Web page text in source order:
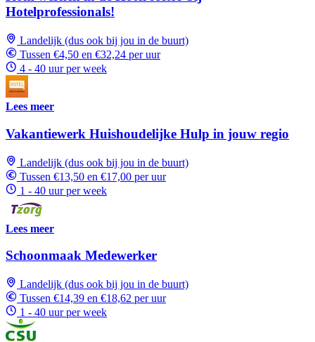
Hotelprofessionals!
Landelijk (dus ook bij jou in de buurt)
Tussen €4,50 en €32,24 per uur
4 - 40 uur per week
Lees meer
Vakantiewerk Huishoudelijke Hulp in jouw regio
Landelijk (dus ook bij jou in de buurt)
Tussen €13,50 en €17,00 per uur
1 - 40 uur per week
Lees meer
Schoonmaak Medewerker
Landelijk (dus ook bij jou in de buurt)
Tussen €14,39 en €18,62 per uur
1 - 40 uur per week